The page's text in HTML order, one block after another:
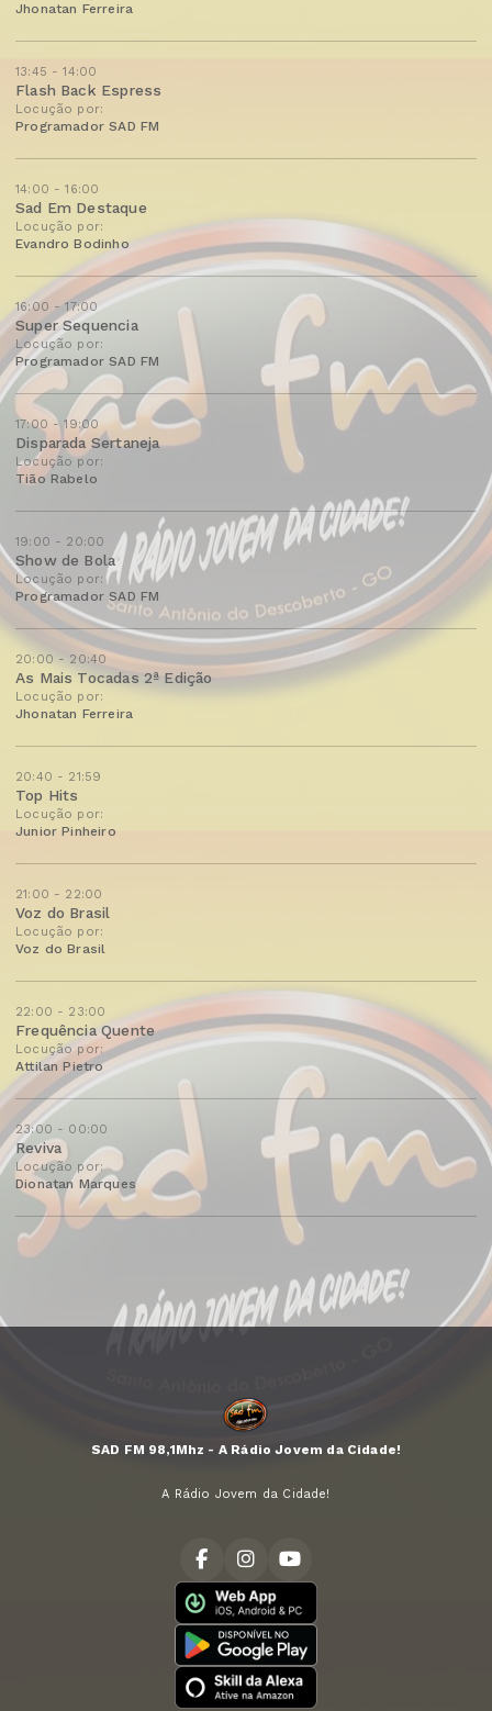
Jhonatan Ferreira
13:45 - 14:00
Flash Back Espress
Locução por:
Programador SAD FM
14:00 - 16:00
Sad Em Destaque
Locução por:
Evandro Bodinho
16:00 - 17:00
Super Sequencia
Locução por:
Programador SAD FM
17:00 - 19:00
Disparada Sertaneja
Locução por:
Tião Rabelo
19:00 - 20:00
Show de Bola
Locução por:
Programador SAD FM
20:00 - 20:40
As Mais Tocadas 2ª Edição
Locução por:
Jhonatan Ferreira
20:40 - 21:59
Top Hits
Locução por:
Junior Pinheiro
21:00 - 22:00
Voz do Brasil
Locução por:
Voz do Brasil
22:00 - 23:00
Frequência Quente
Locução por:
Attilan Pietro
23:00 - 00:00
Reviva
Locução por:
Dionatan Marques
SAD FM 98,1Mhz - A Rádio Jovem da Cidade!
A Rádio Jovem da Cidade!